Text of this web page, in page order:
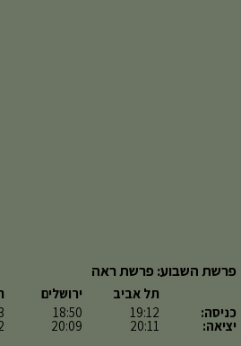
פרשת השבוע: פרשת ראה
כניסה:
יציאה:
תל אביב
19:12
20:11
ירושלים
18:50
20:09